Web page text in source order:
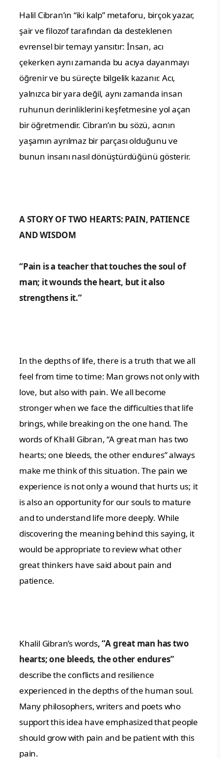
Halil Cibran’ın “iki kalp” metaforu, birçok yazar,
şair ve filozof tarafından da desteklenen
evrensel bir temayı yansıtır: İnsan, acı
çekerken aynı zamanda bu acıya dayanmayı
öğrenir ve bu süreçte bilgelik kazanır. Acı,
yalnızca bir yara değil, aynı zamanda insan
ruhunun derinliklerini keşfetmesine yol açan
bir öğretmendir. Cibran’ın bu sözü, acının
yaşamın ayrılmaz bir parçası olduğunu ve
bunun insanı nasıl dönüştürdüğünü gösterir.
A STORY OF TWO HEARTS: PAIN, PATIENCE
AND WISDOM
“Pain is a teacher that touches the soul of
man; it wounds the heart, but it also
strengthens it.”
In the depths of life, there is a truth that we all
feel from time to time: Man grows not only with
love, but also with pain. We all become
stronger when we face the difficulties that life
brings, while breaking on the one hand. The
words of Khalil Gibran, “A great man has two
hearts; one bleeds, the other endures” always
make me think of this situation. The pain we
experience is not only a wound that hurts us; it
is also an opportunity for our souls to mature
and to understand life more deeply. While
discovering the meaning behind this saying, it
would be appropriate to review what other
great thinkers have said about pain and
patience.
Khalil Gibran’s words, “A great man has two
hearts; one bleeds, the other endures”
describe the conflicts and resilience
experienced in the depths of the human soul.
Many philosophers, writers and poets who
support this idea have emphasized that people
should grow with pain and be patient with this
pain.